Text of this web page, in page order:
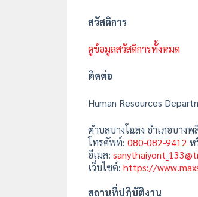
สวัสดิการ
ดูข้อมูลสวัสดิการทั้งหมด
ติดต่อ
Human Resources
ตำบลบางโฉลง อำเภอบาง
โทรศัพท์: 080-082-9412 ห
อีเมล:
เว็บไซต์: https://
สถานที่ปฏิบัติงาน